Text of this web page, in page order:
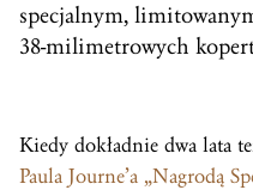
specjalnym,
38-milimetrowych
Kiedy dokładnie dwa lata
Paula Journe’a „Nagrodą